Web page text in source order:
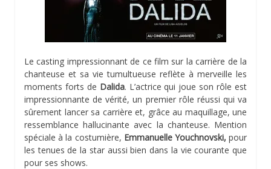
Le casting impressionnant de ce film sur la carrière de la
chanteuse et sa vie tumultueuse reflète à merveille les
moments forts de Dalida. L’actrice qui joue son rôle est
impressionnante de vérité, un premier rôle réussi qui va
sûrement lancer sa carrière et, grâce au maquillage, une
ressemblance hallucinante avec la chanteuse. Mention
spéciale à la costumière, Emmanuelle Youchnovski,pour
les tenues de la star aussi bien dans la vie courante que
pour ses shows.